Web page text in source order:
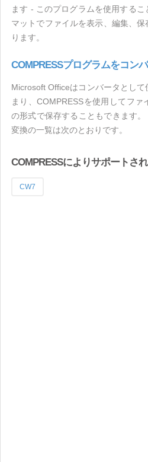
ます - このプログラムを使用する
マットでファイルを表示、編集、
ります。
COMPRESSプログラムをコン
Microsoft Officeはコンバータとし
まり、COMPRESSを使用してファ
の形式で保存することもできます
変換の一覧は次のとおりです。
COMPRESSによりサポートさ
CW7